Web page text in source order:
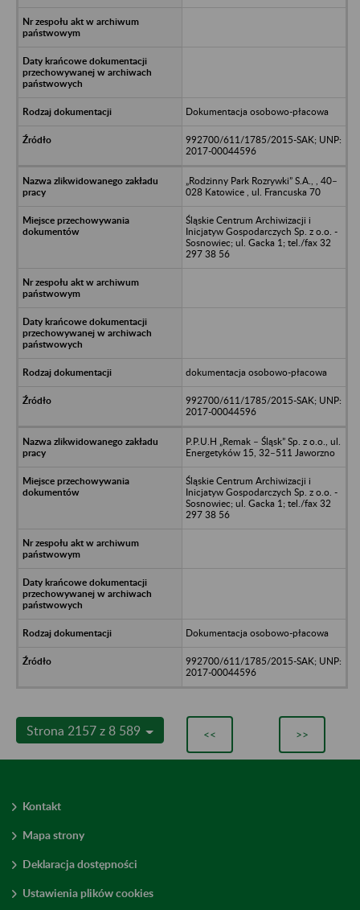
Dokumentacja osobowo-płacowa
992700/611/1785/2015-SAK; UNP:
2017-00044596
„Rodzinny Park Rozrywki” S.A., , 40–
028 Katowice , ul. Francuska 70
Śląskie Centrum Archiwizacji i
Inicjatyw Gospodarczych Sp. z o.o. -
Sosnowiec; ul. Gacka 1; tel./fax 32
297 38 56
dokumentacja osobowo-płacowa
992700/611/1785/2015-SAK; UNP:
2017-00044596
P.P.U.H „Remak – Śląsk” Sp. z o.o., ul.
Energetyków 15, 32–511 Jaworzno
Śląskie Centrum Archiwizacji i
Inicjatyw Gospodarczych Sp. z o.o. -
Sosnowiec; ul. Gacka 1; tel./fax 32
297 38 56
Dokumentacja osobowo-płacowa
992700/611/1785/2015-SAK; UNP:
2017-00044596
Strona 2157 z 8 589 << >>
Kontakt
Mapa strony
Deklaracja dostępności
Ustawienia plików cookies